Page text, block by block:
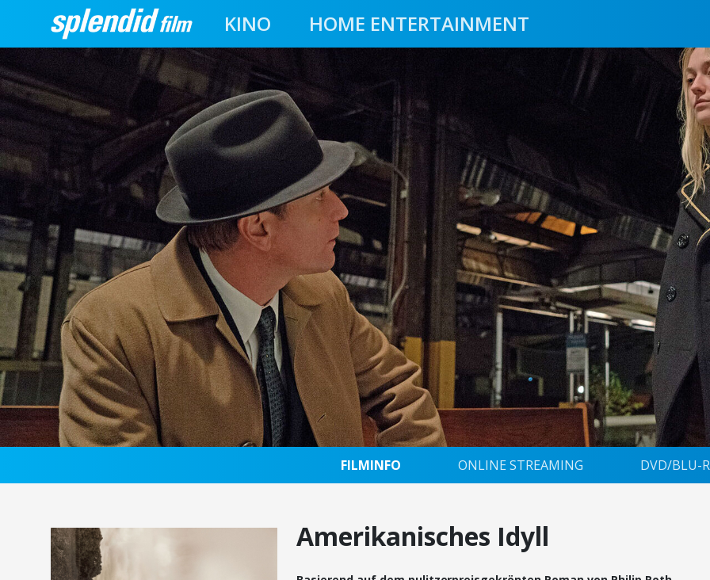
KINO HOME ENTERTAINMENT
FILMINFO ONLINE STREAMING DVD/BLU-
Amerikanisches Idyll